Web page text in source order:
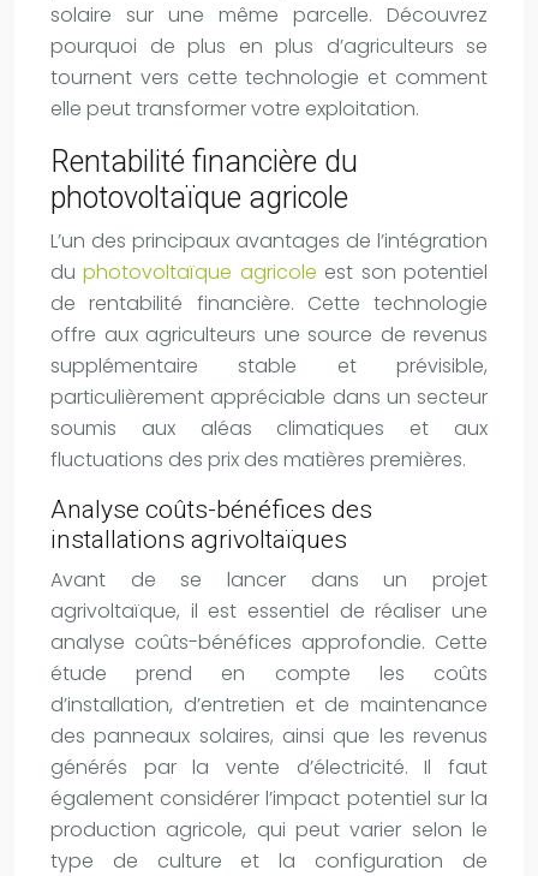
solaire sur une même parcelle. Découvrez
pourquoi de plus en plus d’agriculteurs se
tournent vers cette technologie et comment
elle peut transformer votre exploitation.
Rentabilité financière du
photovoltaïque agricole
L’un des principaux avantages de l’intégration
duphotovoltaïque agricole est son potentiel
de rentabilité financière. Cette technologie
offre aux agriculteurs une source de revenus
supplémentaire stable et prévisible,
particulièrement appréciable dans un secteur
soumis aux aléas climatiques et aux
fluctuations des prix des matières premières.
Analyse coûts-bénéfices des
installations agrivoltaïques
Avant de se lancer dans un projet
agrivoltaïque, il est essentiel de réaliser une
analyse coûts-bénéfices approfondie. Cette
étude prend en compte les coûts
d’installation, d’entretien et de maintenance
des panneaux solaires, ainsi que les revenus
générés par la vente d’électricité. Il faut
également considérer l’impact potentiel sur la
production agricole, qui peut varier selon le
type de culture et la configuration de